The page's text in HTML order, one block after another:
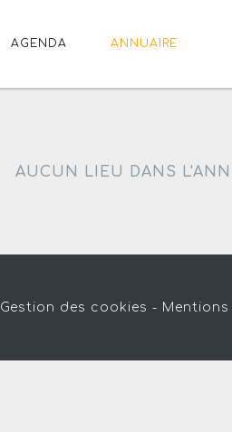
AGENDA ANNUAIRE
AUCUN LIEU DANS
Gestion des cookies -